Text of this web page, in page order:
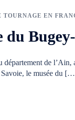
TOURNAGE EN
du
département de l’Ain,
Savoie, le musée du